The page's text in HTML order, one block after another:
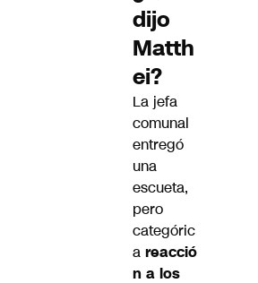
dijo
Matth
ei?
La jefa
comunal
entregó
una
escueta,
pero
categóric
a reacció
n a los